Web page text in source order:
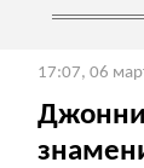
17:07, 06
Джонни